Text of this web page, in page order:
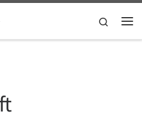
Search